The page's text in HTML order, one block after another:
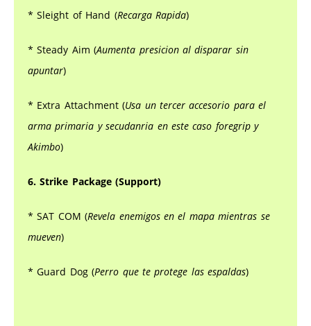
* Sleight of Hand (Recarga Rapida)
* Steady Aim (Aumenta presicion al disparar sin
apuntar)
* Extra Attachment (Usa un tercer accesorio para el
arma primaria y secudanria en este caso foregrip y
Akimbo)
6. Strike Package (Support)
* SAT COM (Revela enemigos en el mapa mientras se
mueven)
* Guard Dog (Perro que te protege las espaldas)